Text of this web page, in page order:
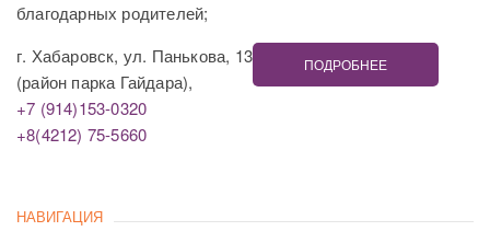
благодарных родителей;
г. Хабаровск, ул. Панькова, 13
(район парка Гайдара),
+7 (914)153-0320
+8(4212) 75-5660
ПОДРОБНЕЕ
НАВИГАЦИЯ